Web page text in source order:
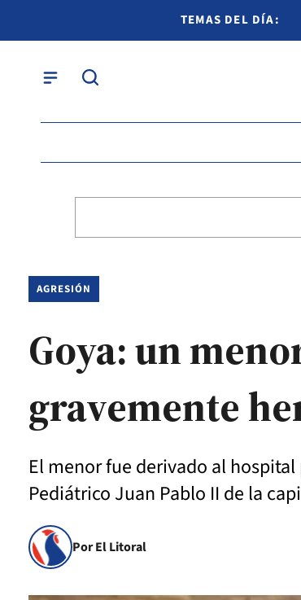
TEMAS DEL DÍA:
AGRESIÓN
Goya: un
gravemente
El menor fue derivado al
Pediátrico Juan Pablo II de la
Por El Litoral